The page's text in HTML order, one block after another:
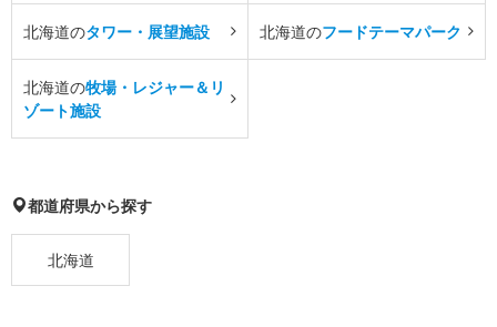
北海道のタワー・展望施設 北海道のフードテーマパーク
北海道の牧場・レジャー＆リ
ゾート施設
都道府県から探す
北海道